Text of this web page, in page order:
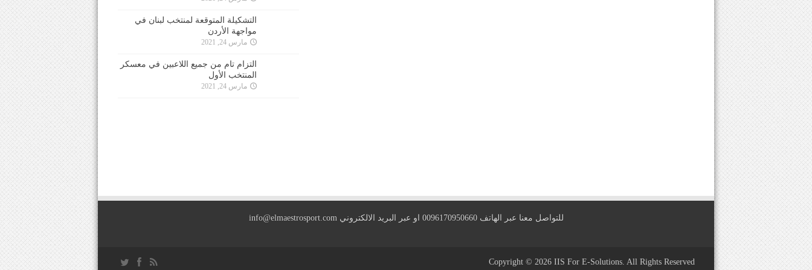
التشكيلة المتوقعة لمنتخب لبنان في
مواجهة الأردن
مارس 24, 2021
التزام تام من جميع اللاعبين في معسكر
المنتخب الأول
مارس 24, 2021
للتواصل معنا عبر الهاتف 0096170950660 او عبر البريد الالكتروني info@elmaestrosport.com
Copyright © 2026 IIS For E-Solutions. All Rights Reserved